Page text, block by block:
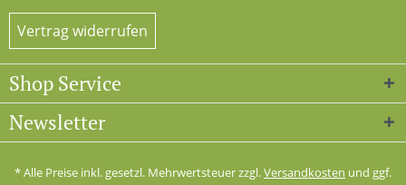
Vertrag widerrufen
Shop Service
Newsletter
* Alle Preise inkl. gesetzl. Mehrwertsteuer zzgl.Versandkosten und ggf.